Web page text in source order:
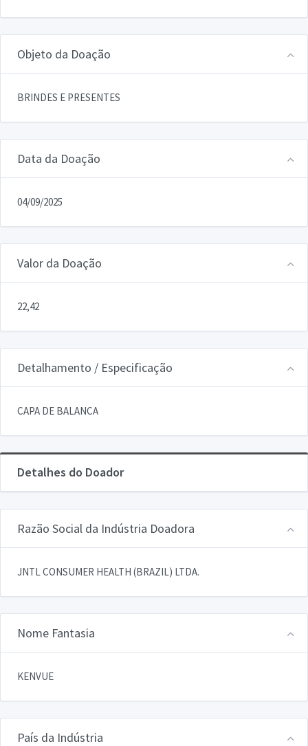
Objeto da Doação
BRINDES E PRESENTES
Data da Doação
04/09/2025
Valor da Doação
22,42
Detalhamento / Especificação
CAPA DE BALANCA
Detalhes do Doador
Razão Social da Indústria Doadora
JNTL CONSUMER HEALTH (BRAZIL) LTDA.
Nome Fantasia
KENVUE
País da Indústria